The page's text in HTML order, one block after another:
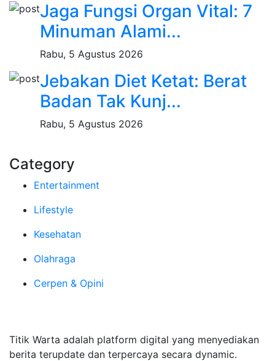
Jaga Fungsi Organ Vital: 7
Minuman Alami...
Rabu, 5 Agustus 2026
Jebakan Diet Ketat: Berat
Badan Tak Kunj...
Rabu, 5 Agustus 2026
Category
Entertainment
Lifestyle
Kesehatan
Olahraga
Cerpen & Opini
Titik Warta adalah platform digital yang menyediakan
berita terupdate dan terpercaya secara dynamic.